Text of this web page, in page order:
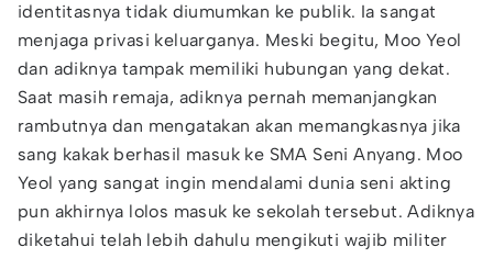
identitasnya tidak diumumkan ke publik. Ia sangat
menjaga privasi keluarganya. Meski begitu, Moo Yeol
dan adiknya tampak memiliki hubungan yang dekat.
Saat masih remaja, adiknya pernah memanjangkan
rambutnya dan mengatakan akan memangkasnya jika
sang kakak berhasil masuk ke SMA Seni Anyang. Moo
Yeol yang sangat ingin mendalami dunia seni akting
pun akhirnya lolos masuk ke sekolah tersebut. Adiknya
diketahui telah lebih dahulu mengikuti wajib militer